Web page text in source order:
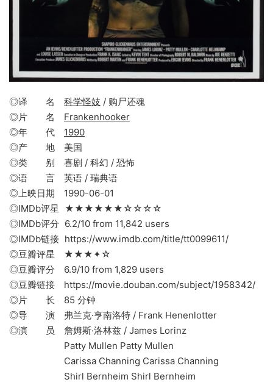
◎译 名 科学怪妓 / 购尸还魂
◎片 名 Frankenhooker
◎年 代 1990
◎产 地 美国
◎类 别 喜剧 / 科幻 / 恐怖
◎语 言 英语 / 瑞典语
◎上映日期 1990-06-01
◎IMDb评星 ★★★★★★☆☆☆☆
◎IMDb评分 6.2/10 from 11,842 users
◎IMDb链接 https://www.imdb.com/title/tt0099611/
◎豆瓣评星 ★★★✦☆
◎豆瓣评分 6.9/10 from 1,829 users
◎豆瓣链接 https://movie.douban.com/subject/1958342/
◎片 长 85 分钟
◎导 演 弗兰克·亨南洛特 / Frank Henenlotter
◎演 员 詹姆斯·洛林兹 / James Lorinz
Patty Mullen Patty Mullen
Carissa Channing Carissa Channing
Shirl Bernheim Shirl Bernheim